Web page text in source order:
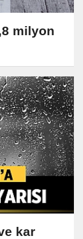
milyon
kar